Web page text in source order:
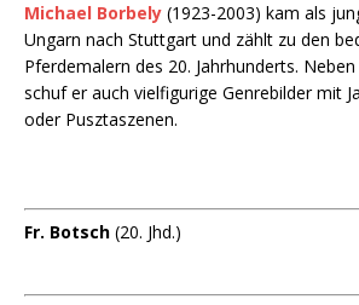
Michael Borbely (1923-2003) kam als
Ungarn nach Stuttgart und zählt zu den
Pferdemalern des 20. Jahrhunderts.
schuf er auch vielfigurige Genrebilder mit
oder Pusztaszenen.
Fr. Botsch (20. Jhd.)